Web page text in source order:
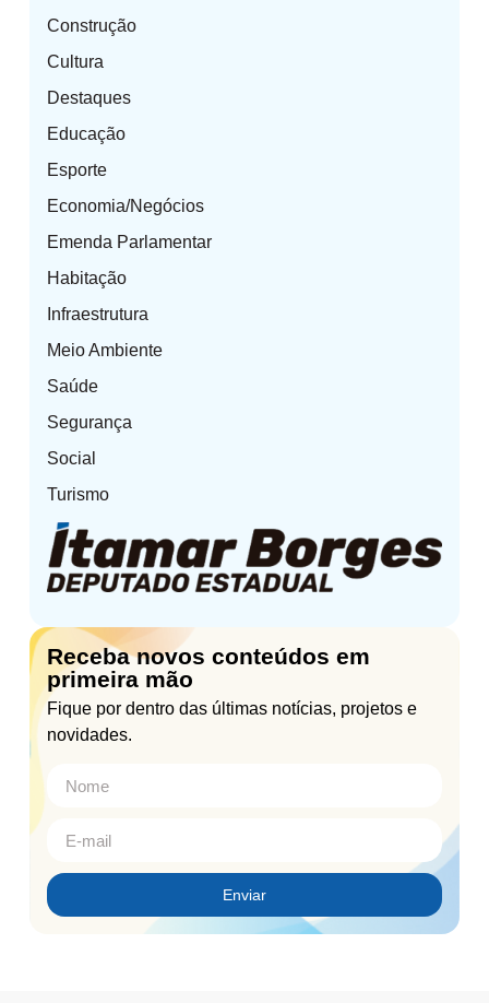
Construção
Cultura
Destaques
Educação
Esporte
Economia/Negócios
Emenda Parlamentar
Habitação
Infraestrutura
Meio Ambiente
Saúde
Segurança
Social
Turismo
Receba novos conteúdos em
primeira mão
Fique por dentro das últimas notícias, projetos e
novidades.
Enviar